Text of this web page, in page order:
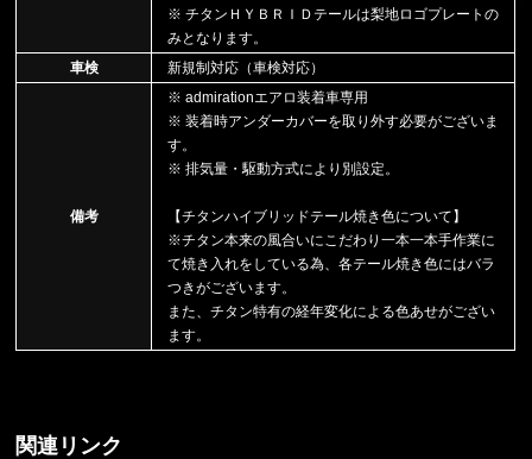
※ チタンＨＹＢＲＩＤテールは梨地ロゴプレートの
みとなります。
車検
新規制対応（車検対応）
備考
※ admirationエアロ装着車専用
※ 装着時アンダーカバーを取り外す必要がございま
す。
※ 排気量・駆動方式により別設定。
【チタンハイブリッドテール焼き色について】
※チタン本来の風合いにこだわり一本一本手作業に
て焼き入れをしている為、各テール焼き色にはバラ
つきがございます。
また、チタン特有の経年変化による色あせがござい
ます。
関連リンク